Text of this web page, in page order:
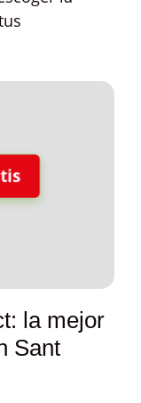
la mejor
Sant